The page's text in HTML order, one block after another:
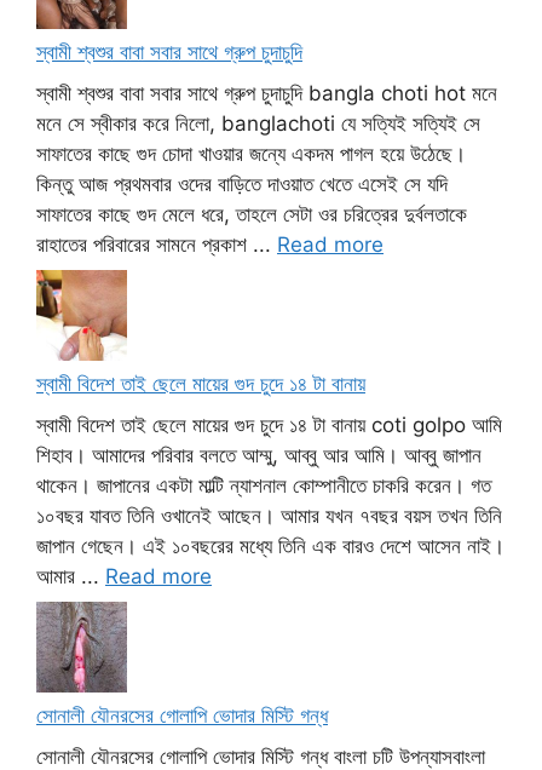
স্বামী শ্বশুর বাবা সবার সাথে গ্রুপ চুদাচুদি
স্বামী শ্বশুর বাবা সবার সাথে গ্রুপ চুদাচুদি bangla choti hot মনে
মনে সে স্বীকার করে নিলো, banglachoti যে সত্যিই সত্যিই সে
সাফাতের কাছে গুদ চোদা খাওয়ার জন্যে একদম পাগল হয়ে উঠেছে।
কিন্তু আজ প্রথমবার ওদের বাড়িতে দাওয়াত খেতে এসেই সে যদি
সাফাতের কাছে গুদ মেলে ধরে, তাহলে সেটা ওর চরিত্রের দুর্বলতাকে
রাহাতের পরিবারের সামনে প্রকাশ ... Read more
স্বামী বিদেশ তাই ছেলে মায়ের গুদ চুদে ১৪ টা বানায়
স্বামী বিদেশ তাই ছেলে মায়ের গুদ চুদে ১৪ টা বানায় coti golpo আমি
শিহাব। আমাদের পরিবার বলতে আম্মু, আব্বু আর আমি। আব্বু জাপান
থাকেন। জাপানের একটা মাল্টি ন্যাশনাল কোম্পানীতে চাকরি করেন। গত
১০বছর যাবত তিনি ওখানেই আছেন। আমার যখন ৭বছর বয়স তখন তিনি
জাপান গেছেন। এই ১০বছরের মধ্যে তিনি এক বারও দেশে আসেন নাই।
আমার ... Read more
সোনালী যৌনরসের গোলাপি ভোদার মিস্টি গন্ধ
সোনালী যৌনরসের গোলাপি ভোদার মিস্টি গন্ধ বাংলা চটি উপন্যাসবাংলা